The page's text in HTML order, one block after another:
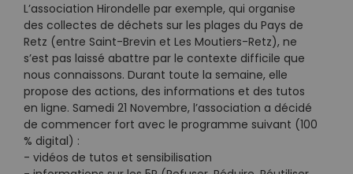
L’association Hirondelle par exemple, qui organise
des collectes de déchets sur les plages du Pays de
Retz (entre Saint-Brevin et Les Moutiers-Retz), ne
s’est pas laissé abattre par le contexte difficile que
nous connaissons. Durant toute la semaine, elle
propose des actions, des informations et des tutos
en ligne. Samedi 21 Novembre, l’association a décidé
de commencer fort avec le programme suivant (100
% digital) :
- vidéos de tutos et sensibilisation